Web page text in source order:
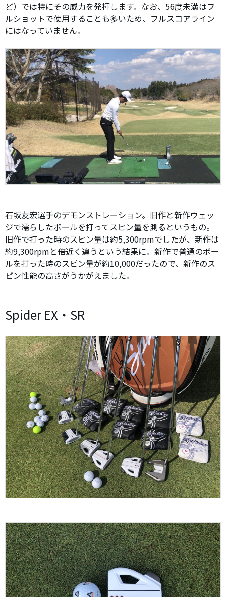
ど）では特にその威力を発揮します。なお、56度未満はフ
ルショットで使用することも多いため、フルスコアライン
にはなっていません。
石坂友宏選手のデモンストレーション。旧作と新作ウェッ
ジで濡らしたボールを打ってスピン量を測るというもの。
旧作で打った時のスピン量は約5,300rpmでしたが、新作は
約9,300rpmと倍近く違うという結果に。新作で普通のボー
ルを打った時のスピン量が約10,000だったので、新作のス
ピン性能の高さがうかがえました。
Spider EX・SR